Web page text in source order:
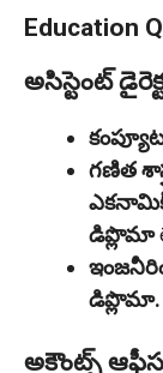
Education
అసిస్టెంట్
గణిత
డిప్లొమా
డిప్లొమా.
అకౌంట్స్